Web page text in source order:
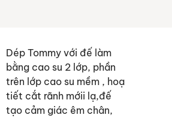
Dép Tommy với đế làm
bằng cao su 2 lớp, phần
trên lớp cao su mềm , hoạ
tiết cắt rãnh mớii lạ,đế
tạo cảm giác êm chân,